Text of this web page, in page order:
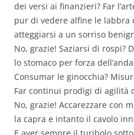
dei versi ai finanzieri? Far
pur di vedere alfine le labbra
atteggiarsi a un sorriso
No, grazie! Saziarsi di rospi?
lo stomaco per forza
Consumar le ginocchia?
Far continui prodigi di agilità
No, grazie! Accarezzare con
la capra e intanto il cavolo